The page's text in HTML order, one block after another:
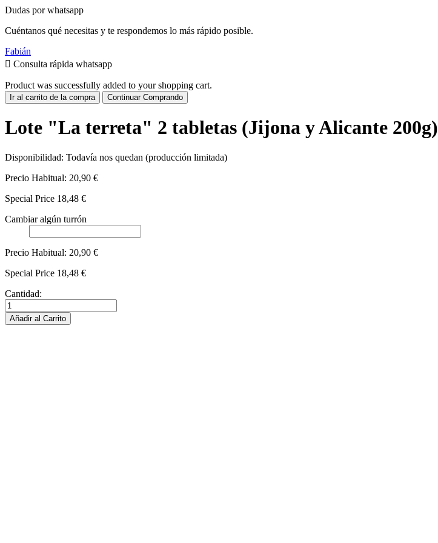
Dudas por whatsapp
Cuéntanos qué necesitas y te respondemos lo más rápido posible.
Fabián
Consulta rápida whatsapp
Product was successfully added to your shopping cart.
Ir al carrito de la compra Continuar Comprando
Lote "La terreta" 2 tabletas (Jijona y Alicante 200g)
Disponibilidad: Todavía nos quedan (producción limitada)
Precio Habitual: 20,90 €
Special Price 18,48 €
Cambiar algún turrón
Precio Habitual: 20,90 €
Special Price 18,48 €
Cantidad:
Añadir al Carrito